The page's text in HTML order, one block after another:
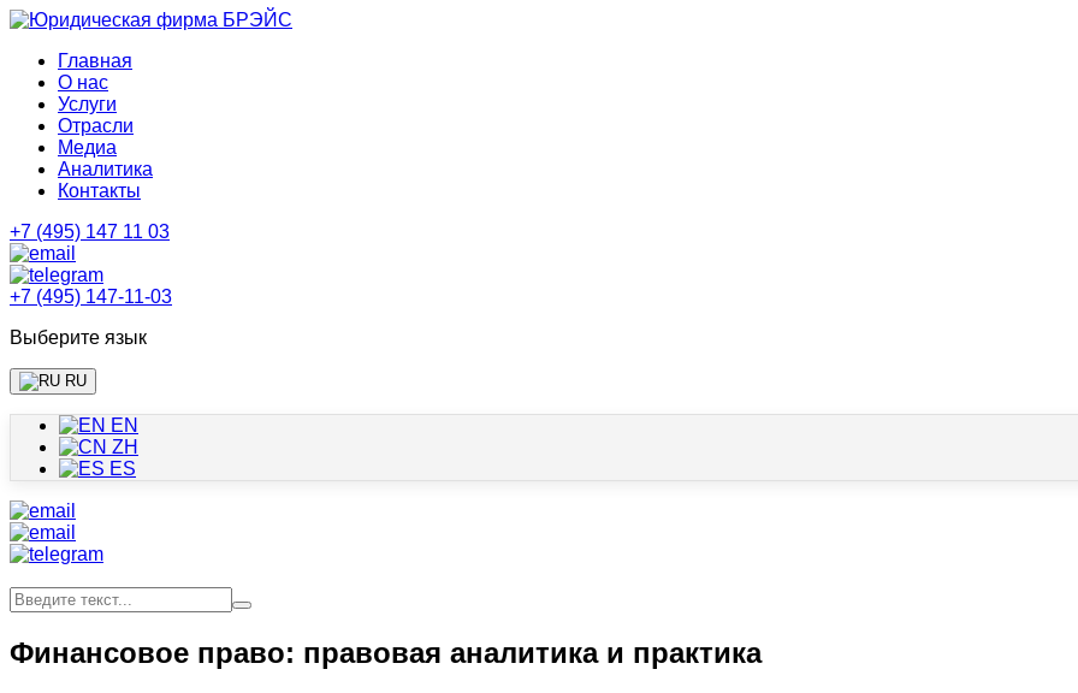
Главная
О нас
Услуги
Отрасли
Медиа
Аналитика
Контакты
+7 (495) 147 11 03
+7 (495) 147-11-03
Выберите язык
RU
EN
ZH
ES
Финансовое право: правовая аналитика и практика